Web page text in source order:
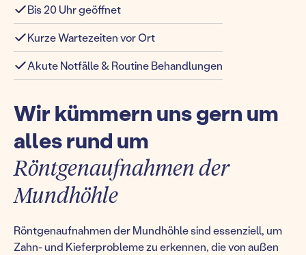
Bis 20 Uhr geöffnet
Kurze Wartezeiten vor Ort
Akute Notfälle & Routine Behandlungen
Wir kümmern uns gern um
alles rund um
Röntgenaufnahmen der
Mundhöhle
Röntgenaufnahmen der Mundhöhle sind essenziell, um
Zahn- und Kieferprobleme zu erkennen, die von außen